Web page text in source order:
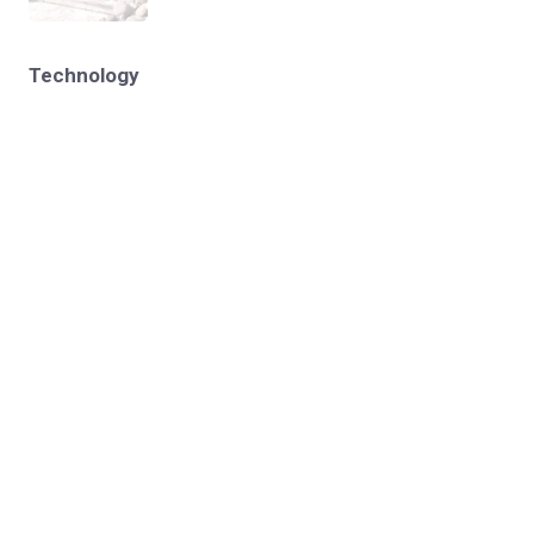
Technology